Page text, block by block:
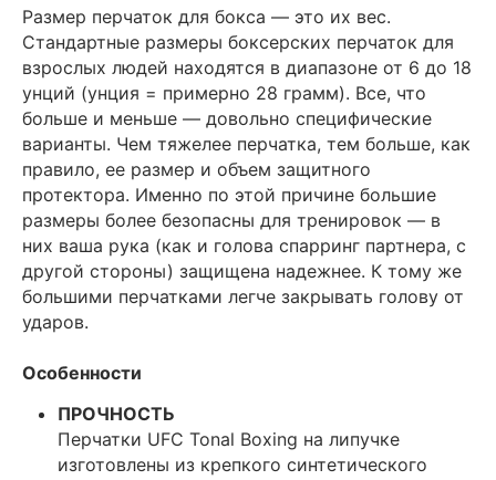
Размер перчаток для бокса — это их вес.
Стандартные размеры боксерских перчаток для
взрослых людей находятся в диапазоне от 6 до 18
унций (унция = примерно 28 грамм). Все, что
больше и меньше — довольно специфические
варианты. Чем тяжелее перчатка, тем больше, как
правило, ее размер и объем защитного
протектора. Именно по этой причине большие
размеры более безопасны для тренировок — в
них ваша рука (как и голова спарринг партнера, с
другой стороны) защищена надежнее. К тому же
большими перчатками легче закрывать голову от
ударов.
Особенности
ПРОЧНОСТЬ
Перчатки UFC Tonal Boxing на липучке
изготовлены из крепкого синтетического